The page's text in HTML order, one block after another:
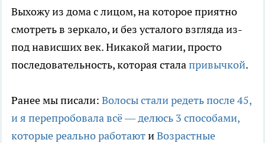
Выхожу из дома с лицом, на которое приятно
смотреть в зеркало, и без усталого взгляда из-
под нависших век. Никакой магии, просто
последовательность, которая сталапривычкой.
Ранее мы писали: Волосы стали редеть после 45,
и я перепробовала всё — делюсь 3 способами,
которые реально работаютиВозрастные